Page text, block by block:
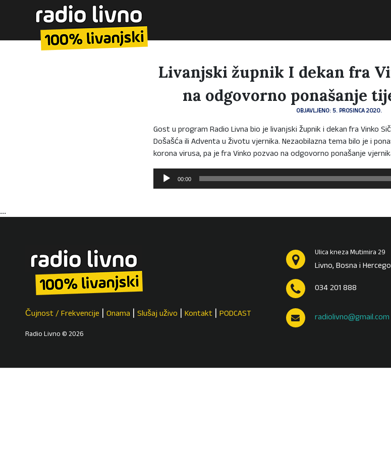
Livanjski župnik I dekan fra
na odgovorno ponašanje
OBJAVLJENO: 5. PROSINCA 2020.
Gost u program Radio Livna bio je livanjski župnik i dekan fra Vinko
Došašća ili Adventa u životu vjernika. Nezaobilazna tema bilo je i
korona virusa, pa je fra Vinko pozvao na odgovorno ponašanje
Reproduktor
audiozapisa
00:00
...
Čujnost / Frekvencije Onama Slušaj uživo Kontakt PODCAST
Radio Livno © 2026
Ulica kneza Mutimira 29
Livno, Bosna i
034 201 888
radiolivno@gmail.com